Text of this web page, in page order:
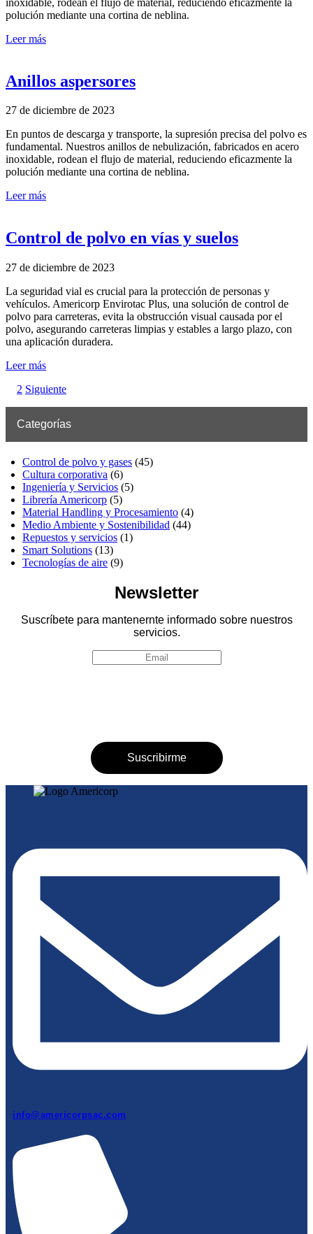
polución mediante una cortina de neblina.
Leer más
Anillos aspersores
27 de diciembre de 2023
En puntos de descarga y transporte, la supresión precisa del polvo es
fundamental. Nuestros anillos de nebulización, fabricados en acero
inoxidable, rodean el flujo de material, reduciendo eficazmente la
polución mediante una cortina de neblina.
Leer más
Control de polvo en vías y suelos
27 de diciembre de 2023
La seguridad vial es crucial para la protección de personas y
vehículos. Americorp Envirotac Plus, una solución de control de
polvo para carreteras, evita la obstrucción visual causada por el
polvo, asegurando carreteras limpias y estables a largo plazo, con
una aplicación duradera.
Leer más
2 Siguiente
Categorías
Control de polvo y gases (45)
Cultura corporativa (6)
Ingeniería y Servicios (5)
Librería Americorp (5)
Material Handling y Procesamiento (4)
Medio Ambiente y Sostenibilidad (44)
Repuestos y servicios (1)
Smart Solutions (13)
Tecnologías de aire (9)
Newsletter
Suscríbete para mantenernte informado sobre nuestros
servicios.
info@americorpsac.com